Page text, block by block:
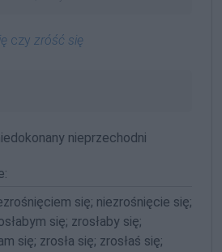
czy zróść się
nieprzechodni
się; niezrośnięcie się;
się; zrosłaby się;
się; zrosła się; zrosłaś się;